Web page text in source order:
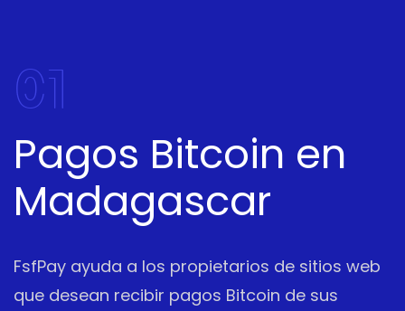
01
Pagos Bitcoin en
Madagascar
FsfPay ayuda a los propietarios de sitios web
que desean recibir pagos Bitcoin de sus